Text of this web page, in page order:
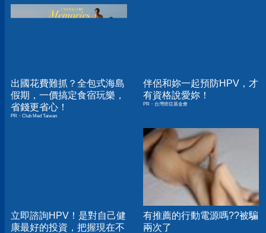
出國花費難抓？全包式海島
假期，一價搞定食宿玩樂，
省錢更省心！
PR・Club Med Taiwan
伴侶和妳一起預防HPV，才
有資格說愛妳！
PR・台灣癌症基金會
立即諮詢HPV！是對自己健
康最好的投資，把握現在不
有推薦的行動電源嗎??被騙
兩次了